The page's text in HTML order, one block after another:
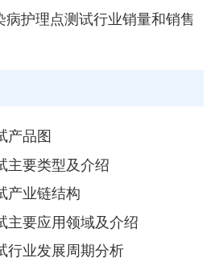
护理点测试行业销量和销售
产品图
主要类型及介绍
产业链结构
主要应用领域及介绍
行业发展周期分析